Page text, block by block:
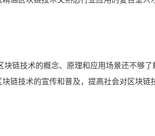
链技术的概念、原理和应用场景还不够
链技术的宣传和普及，提高社会对区块